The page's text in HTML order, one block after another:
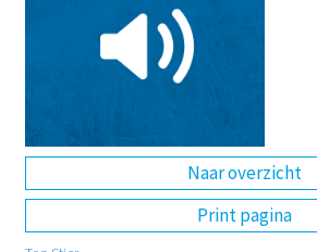
Naar overzicht
Print pagina
DE